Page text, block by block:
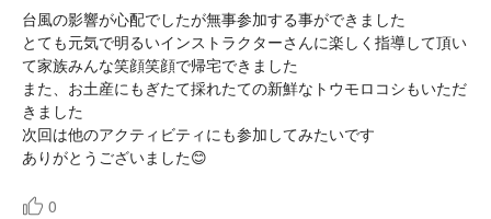
台風の影響が心配でしたが無事参加する事ができました
とても元気で明るいインストラクターさんに楽しく指導して頂い
て家族みんな笑顔笑顔で帰宅できました
また、お土産にもぎたて採れたての新鮮なトウモロコシもいただ
きました
次回は他のアクティビティにも参加してみたいです
ありがとうございました😊
0